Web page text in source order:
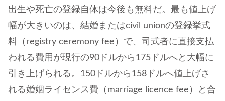
出生や死亡の登録自体は今後も無料だ。最も値上げ
幅が大きいのは、結婚またはcivil unionの登録挙式
料（registry ceremony fee）で、司式者に直接支払
われる費用が現行の90ドルから175ドルへと大幅に
引き上げられる。150ドルから158ドルへ値上げさ
れる婚姻ライセンス費（marriage licence fee）と合